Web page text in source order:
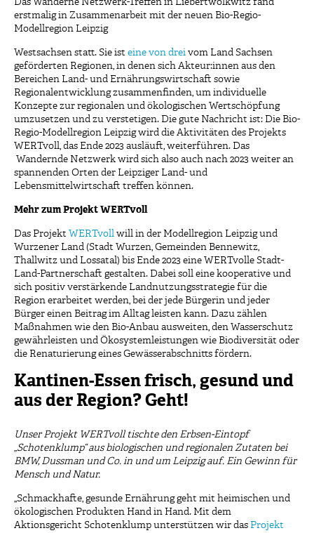
Das Wanderne Netzwerk-Treffen in Liebertwolkwitz fand
erstmalig in Zusammenarbeit mit der neuen Bio-Regio-
Modellregion Leipzig
Westsachsen statt. Sie ist eine von drei vom Land Sachsen
geförderten Regionen, in denen sich Akteur:innen aus den
Bereichen Land- und Ernährungswirtschaft sowie
Regionalentwicklung zusammenfinden, um individuelle
Konzepte zur regionalen und ökologischen Wertschöpfung
umzusetzen und zu verstetigen. Die gute Nachricht ist: Die Bio-
Regio-Modellregion Leipzig wird die Aktivitäten des Projekts
WERTvoll, das Ende 2023 ausläuft, weiterführen. Das
Wandernde Netzwerk wird sich also auch nach 2023 weiter an
spannenden Orten der Leipziger Land- und
Lebensmittelwirtschaft treffen können.
Mehr zum Projekt WERTvoll
Das Projekt WERTvoll will in der Modellregion Leipzig und
Wurzener Land (Stadt Wurzen, Gemeinden Bennewitz,
Thallwitz und Lossatal) bis Ende 2023 eine WERTvolle Stadt-
Land-Partnerschaft gestalten. Dabei soll eine kooperative und
sich positiv verstärkende Landnutzungsstrategie für die
Region erarbeitet werden, bei der jede Bürgerin und jeder
Bürger einen Beitrag im Alltag leisten kann. Dazu zählen
Maßnahmen wie den Bio-Anbau ausweiten, den Wasserschutz
gewährleisten und Ökosystemleistungen wie Biodiversität oder
die Renaturierung eines Gewässerabschnitts fördern.
Kantinen-Essen frisch, gesund und
aus der Region? Geht!
Unser Projekt WERTvoll tischte den Erbsen-Eintopf
„Schotenklump“ aus biologischen und regionalen Zutaten bei
BMW, Dussman und Co. in und um Leipzig auf. Ein Gewinn für
Mensch und Natur.
„Schmackhafte, gesunde Ernährung geht mit heimischen und
ökologischen Produkten Hand in Hand. Mit dem
Aktionsgericht Schotenklump unterstützen wir das Projekt